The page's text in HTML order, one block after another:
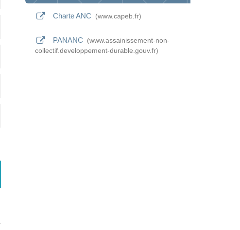
Charte ANC www.capeb.fr
PANANC
www.assainissement-non-
collectif.developpement-durable.gouv.fr